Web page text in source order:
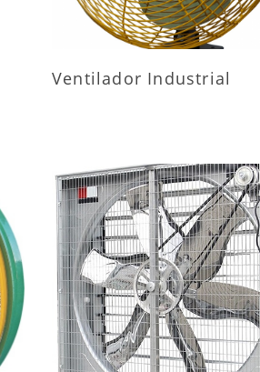
Ventilador Industrial
MAIS INFORMAÇÕES